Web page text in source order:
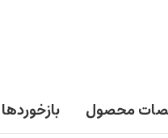
محصول بازخوردها